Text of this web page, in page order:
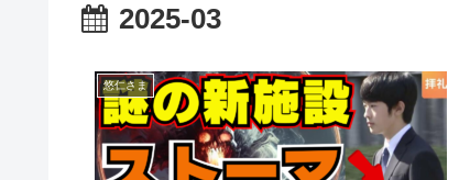
2025-03
悠仁さま